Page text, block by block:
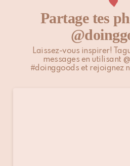
Partage tes
Laissez-vous inspirer!
messages en utilisant
#doinggoods et rejoignez